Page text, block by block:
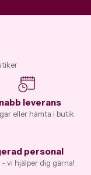
leverans
eller hämta i butik
personal
vi hjälper dig gärna!